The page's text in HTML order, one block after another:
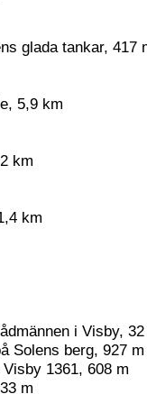
glada tankar, 417
5,9 km
km
km
i Visby,
Solens berg, 927 m
1361, 608 m
m